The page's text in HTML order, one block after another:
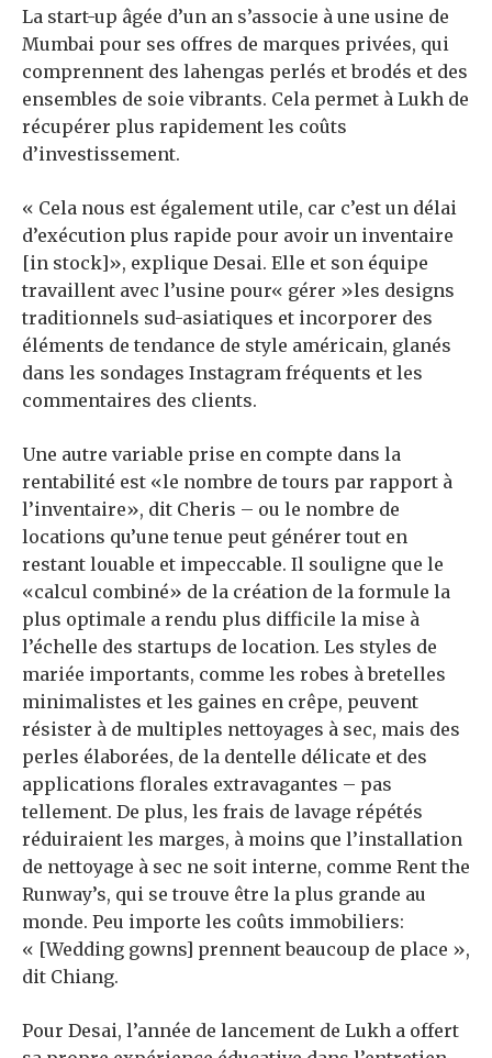
La start-up âgée d’un an s’associe à une usine de
Mumbai pour ses offres de marques privées, qui
comprennent des lahengas perlés et brodés et des
ensembles de soie vibrants. Cela permet à Lukh de
récupérer plus rapidement les coûts
d’investissement.
« Cela nous est également utile, car c’est un délai
d’exécution plus rapide pour avoir un inventaire
[in stock]», explique Desai. Elle et son équipe
travaillent avec l’usine pour« gérer »les designs
traditionnels sud-asiatiques et incorporer des
éléments de tendance de style américain, glanés
dans les sondages Instagram fréquents et les
commentaires des clients.
Une autre variable prise en compte dans la
rentabilité est «le nombre de tours par rapport à
l’inventaire», dit Cheris – ou le nombre de
locations qu’une tenue peut générer tout en
restant louable et impeccable. Il souligne que le
«calcul combiné» de la création de la formule la
plus optimale a rendu plus difficile la mise à
l’échelle des startups de location. Les styles de
mariée importants, comme les robes à bretelles
minimalistes et les gaines en crêpe, peuvent
résister à de multiples nettoyages à sec, mais des
perles élaborées, de la dentelle délicate et des
applications florales extravagantes – pas
tellement. De plus, les frais de lavage répétés
réduiraient les marges, à moins que l’installation
de nettoyage à sec ne soit interne, comme Rent the
Runway’s, qui se trouve être la plus grande au
monde. Peu importe les coûts immobiliers:
« [Wedding gowns] prennent beaucoup de place »,
dit Chiang.
Pour Desai, l’année de lancement de Lukh a offert